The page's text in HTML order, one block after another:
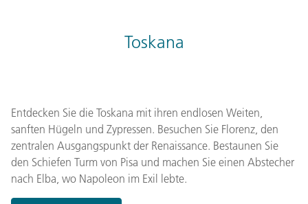
Toskana
Entdecken Sie die Toskana mit ihren endlosen Weiten,
sanften Hügeln und Zypressen. Besuchen Sie Florenz, den
zentralen Ausgangspunkt der Renaissance. Bestaunen Sie
den Schiefen Turm von Pisa und machen Sie einen Abstecher
nach Elba, wo Napoleon im Exil lebte.